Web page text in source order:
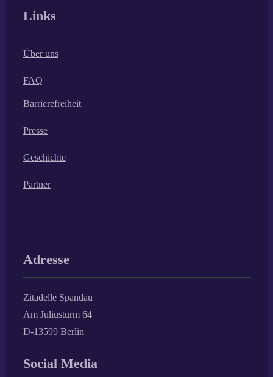
Links
Über uns
FAQ
Barrierefreiheit
Presse
Geschichte
Partner
Adresse
Zitadelle Spandau
Am Juliusturm 64
D-13599 Berlin
Social Media